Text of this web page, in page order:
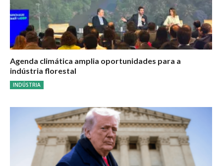
Agenda climática amplia oportunidades para a
indústria florestal
INDÚSTRIA